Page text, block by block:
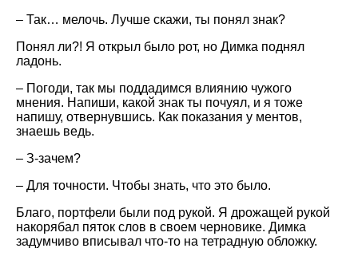
– Так… мелочь. Лучше скажи, ты понял знак?
Понял ли?! Я открыл было рот, но Димка поднял
ладонь.
– Погоди, так мы поддадимся влиянию чужого
мнения. Напиши, какой знак ты почуял, и я тоже
напишу, отвернувшись. Как показания у ментов,
знаешь ведь.
– З-зачем?
– Для точности. Чтобы знать, что это было.
Благо, портфели были под рукой. Я дрожащей рукой
накорябал пяток слов в своем черновике. Димка
задумчиво вписывал что-то на тетрадную обложку.